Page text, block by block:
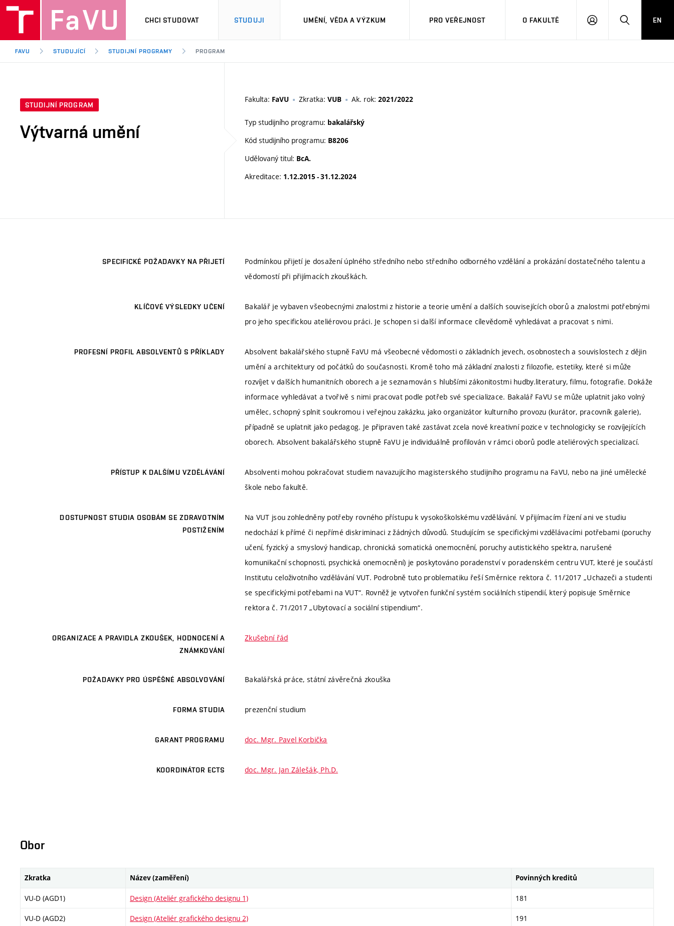
CHCI STUDOVAT STUDUJI UMĚNÍ, VĚDA A VÝZKUM PRO VEŘEJNOST O FAKULTĚ
PŘIHLÁSITHLEDAT
EN
FAVU STUDUJÍCÍ STUDIJNÍ PROGRAMY PROGRAM
STUDIJNÍ PROGRAM
Výtvarná umění
Fakulta: FaVU Zkratka: VUB Ak. rok: 2021/2022
Typ studijního programu: bakalářský
Kód studijního programu: B8206
Udělovaný titul: BcA.
Akreditace: 1.12.2015 - 31.12.2024
SPECIFICKÉ POŽADAVKY NA PŘIJETÍ
Podmínkou přijetí je dosažení úplného středního nebo středního odborného vzdělání a prokázání dostatečného talentu a
vědomostí při přijímacích zkouškách.
KLÍČOVÉ VÝSLEDKY UČENÍ
Bakalář je vybaven všeobecnými znalostmi z historie a teorie umění a dalších souvisejících oborů a znalostmi potřebnými
pro jeho specifickou ateliérovou práci. Je schopen si další informace cílevědomě vyhledávat a pracovat s nimi.
PROFESNÍ PROFIL ABSOLVENTŮ S PŘÍKLADY
Absolvent bakalářského stupně FaVU má všeobecné vědomosti o základních jevech, osobnostech a souvislostech z dějin
umění a architektury od počátků do současnosti. Kromě toho má základní znalosti z filozofie, estetiky, které si může
rozvíjet v dalších humanitních oborech a je seznamován s hlubšími zákonitostmi hudby.literatury, filmu, fotografie. Dokáže
informace vyhledávat a tvořivě s nimi pracovat podle potřeb své specializace. Bakalář FaVU se může uplatnit jako volný
umělec, schopný splnit soukromou i veřejnou zakázku, jako organizátor kulturního provozu (kurátor, pracovník galerie),
případně se uplatnit jako pedagog. Je připraven také zastávat zcela nové kreativní pozice v technologicky se rozvíjejících
oborech. Absolvent bakalářského stupně FaVU je individuálně profilován v rámci oborů podle ateliérových specializací.
PŘÍSTUP K DALŠÍMU VZDĚLÁVÁNÍ
Absolventi mohou pokračovat studiem navazujícího magisterského studijního programu na FaVU, nebo na jiné umělecké
škole nebo fakultě.
DOSTUPNOST STUDIA OSOBÁM SE ZDRAVOTNÍM
POSTIŽENÍM
Na VUT jsou zohledněny potřeby rovného přístupu k vysokoškolskému vzdělávání. V přijímacím řízení ani ve studiu
nedochází k přímé či nepřímé diskriminaci z žádných důvodů. Studujícím se specifickými vzdělávacími potřebami (poruchy
učení, fyzický a smyslový handicap, chronická somatická onemocnění, poruchy autistického spektra, narušené
komunikační schopnosti, psychická onemocnění) je poskytováno poradenství v poradenském centru VUT, které je součástí
Institutu celoživotního vzdělávání VUT. Podrobně tuto problematiku řeší Směrnice rektora č. 11/2017 „Uchazeči a studenti
se specifickými potřebami na VUT“. Rovněž je vytvořen funkční systém sociálních stipendií, který popisuje Směrnice
rektora č. 71/2017 „Ubytovací a sociální stipendium“.
ORGANIZACE A PRAVIDLA ZKOUŠEK, HODNOCENÍ A
ZNÁMKOVÁNÍ
Zkušební řád
POŽADAVKY PRO ÚSPĚŠNÉ ABSOLVOVÁNÍ Bakalářská práce, státní závěrečná zkouška
FORMA STUDIA prezenční studium
GARANT PROGRAMU doc. Mgr. Pavel Korbička
KOORDINÁTOR ECTS doc. Mgr. Jan Zálešák, Ph.D.
Obor
Zkratka Název (zaměření) Povinných kreditů
VU-D (AGD1) Design (Ateliér grafického designu 1) 181
VU-D (AGD2) Design (Ateliér grafického designu 2) 191